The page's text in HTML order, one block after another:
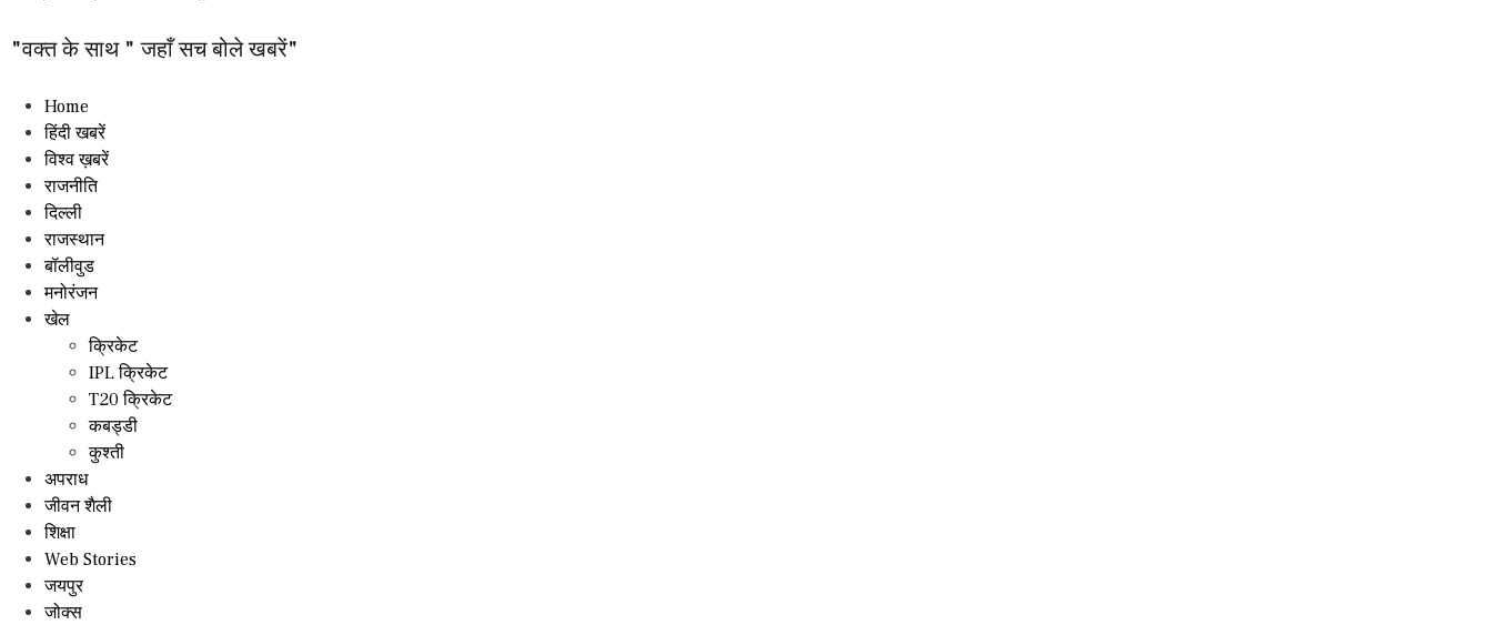
"वक्त के साथ " जहाँ सच बोले खबरें"
Home
हिंदी खबरें
विश्व ख़बरें
राजनीति
दिल्ली
राजस्थान
बॉलीवुड
मनोरंजन
खेल
क्रिकेट
IPL क्रिकेट
T20 क्रिकेट
कबड्डी
कुश्ती
अपराध
जीवन शैली
शिक्षा
Web Stories
जयपुर
जोक्स